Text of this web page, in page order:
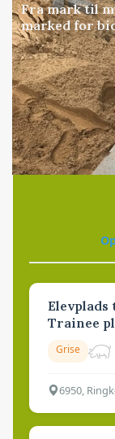
Fra mark til
marked for
Trainee
Grise
6950,